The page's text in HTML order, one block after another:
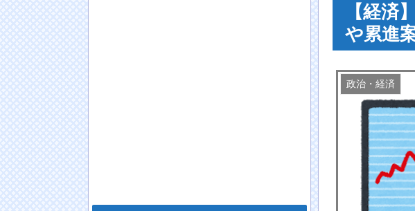
【経
や累進
政治・経済